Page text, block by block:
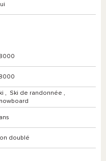
, Ski de randonnée ,
doublé